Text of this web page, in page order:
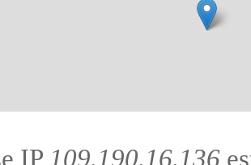
IP 109.190.16.136